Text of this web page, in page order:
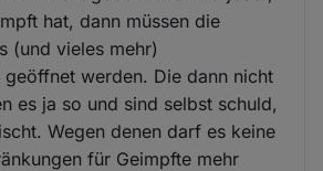
hat, dann müssen die
(und vieles mehr)
geöffnet werden. Die dann nicht
es ja so und sind selbst schuld,
Wegen denen darf es keine
für Geimpfte mehr